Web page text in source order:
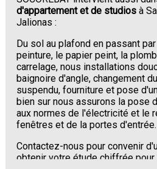
d'appartement et de studios à
Jalionas :
Du sol au plafond en passant
peinture, le papier peint, la
carrelage, nous installations
baignoire d'angle, changement
suspendu, fourniture et pose
bien sur nous assurons la pose
aux normes de l'électricité et le
fenêtres et de la portes d'entrée.
Contactez-nous pour convenir
obtenir votre étude chiffrée